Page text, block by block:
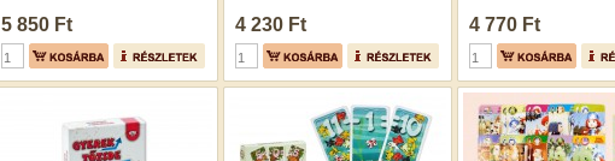
5 850 Ft 4 230 Ft 4 770 Ft